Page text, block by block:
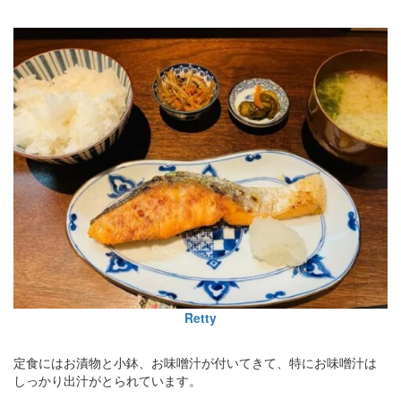
Retty
定食にはお漬物と小鉢、お味噌汁が付いてきて、特にお味噌汁は
しっかり出汁がとられています。